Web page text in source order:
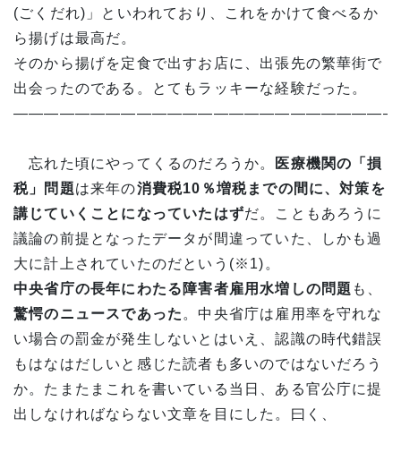
(ごくだれ)」といわれており、これをかけて食べるか
ら揚げは最高だ。
そのから揚げを定食で出すお店に、出張先の繁華街で
出会ったのである。とてもラッキーな経験だった。
忘れた頃にやってくるのだろうか。
医療機関の「損
税」問題は来年の消費税10 ％増税までの間に、対策を
講じていくことになっていたはずだ。こともあろうに
議論の前提となったデータが間違っていた、しかも過
大に計上されていたのだという(※1)。
中央省庁の長年にわたる障害者雇用水増しの問題 も、
驚愕のニュースであった 。中央省庁は雇用率を守れな
い場合の罰金が発生しないとはいえ、認識の時代錯誤
もはなはだしいと感じた読者も多いのではないだろう
か。たまたまこれを書いている当日、ある官公庁に提
出しなければならない文章を目にした。曰く、